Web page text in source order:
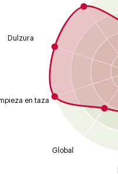
Global
en taza
Dulzura